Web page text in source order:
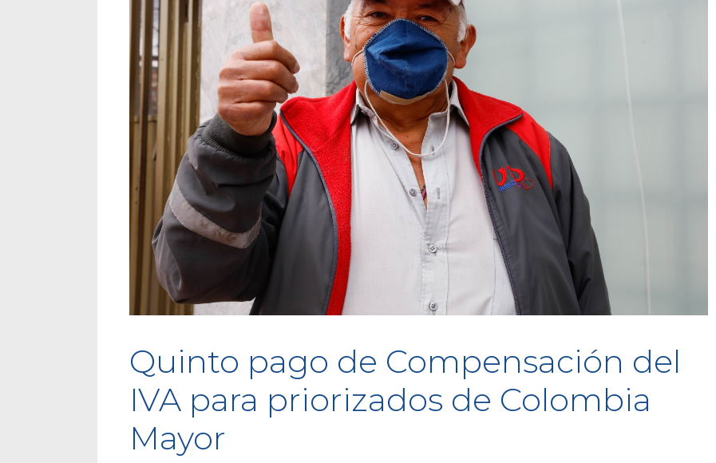
Quinto pago de Compensación del
IVA para priorizados de Colombia
Mayor